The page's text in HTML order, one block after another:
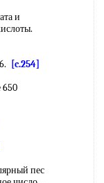
и
[c.254]
пес